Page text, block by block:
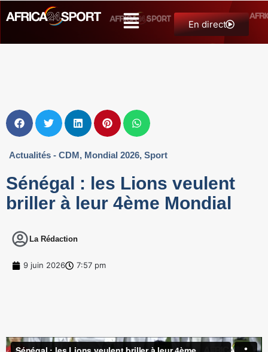
En direct
Actualités - CDM, Mondial 2026, Sport
Sénégal : les Lions veulent
briller à leur 4ème Mondial
La Rédaction
9 juin 2026 7:57 pm